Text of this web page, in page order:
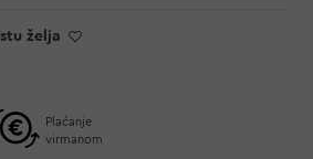
želja
Plaćanje
virmanom